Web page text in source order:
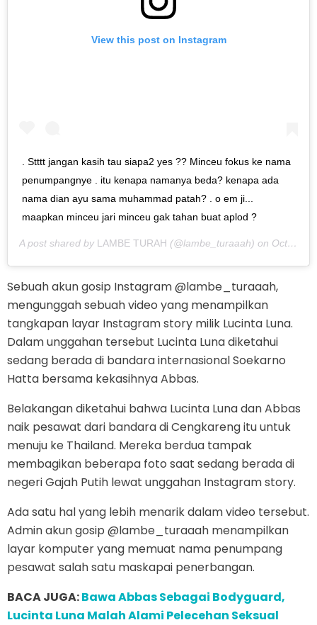
View this post on Instagram
. Stttt jangan kasih tau siapa2 yes ?? Minceu fokus ke nama
penumpangnye . itu kenapa namanya beda? kenapa ada
nama dian ayu sama muhammad patah? . o em ji...
maapkan minceu jari minceu gak tahan buat aplod ?
A post shared by LAMBE TURAH (@lambe_turaaah) on Oct 10, 2019 at 1:54am PDT
Sebuah akun gosip Instagram @lambe_turaaah,
mengunggah sebuah video yang menampilkan
tangkapan layar Instagram story milik Lucinta Luna.
Dalam unggahan tersebut Lucinta Luna diketahui
sedang berada di bandara internasional Soekarno
Hatta bersama kekasihnya Abbas.
Belakangan diketahui bahwa Lucinta Luna dan Abbas
naik pesawat dari bandara di Cengkareng itu untuk
menuju ke Thailand. Mereka berdua tampak
membagikan beberapa foto saat sedang berada di
negeri Gajah Putih lewat unggahan Instagram story.
Ada satu hal yang lebih menarik dalam video tersebut.
Admin akun gosip @lambe_turaaah menampilkan
layar komputer yang memuat nama penumpang
pesawat salah satu maskapai penerbangan.
BACA JUGA:Bawa Abbas Sebagai Bodyguard,
Lucinta Luna Malah Alami Pelecehan Seksual